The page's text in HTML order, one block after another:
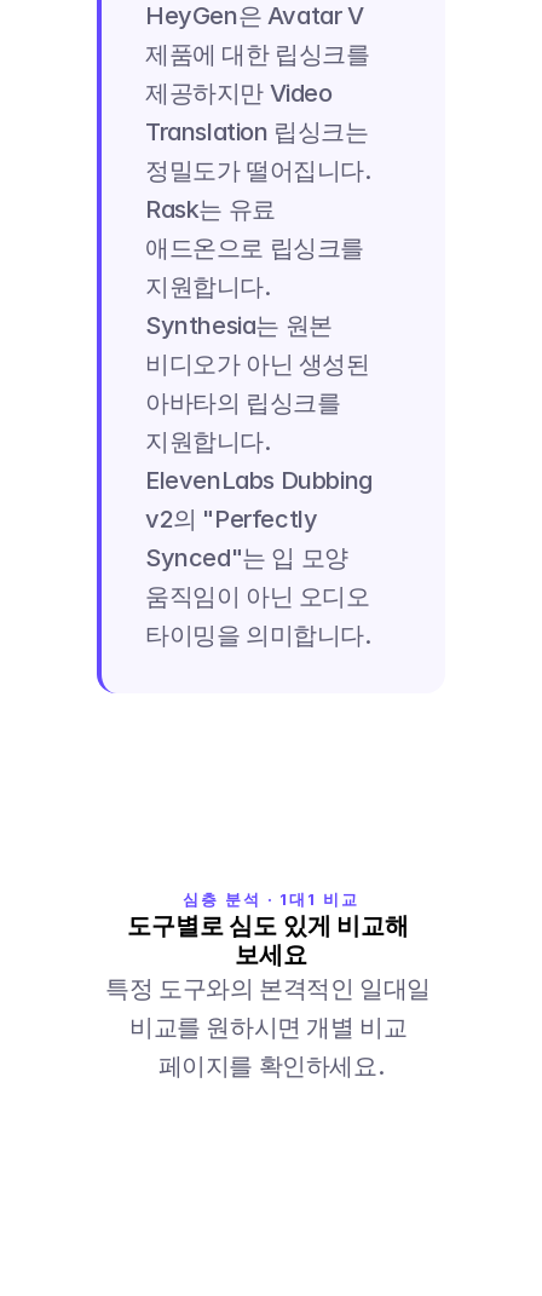
HeyGen은 Avatar V
제품에 대한 립싱크를
제공하지만 Video
Translation 립싱크는
정밀도가 떨어집니다.
Rask는 유료
애드온으로 립싱크를
지원합니다.
Synthesia는 원본
비디오가 아닌 생성된
아바타의 립싱크를
지원합니다.
ElevenLabs Dubbing
v2의 "Perfectly
Synced"는 입 모양
움직임이 아닌 오디오
타이밍을 의미합니다.
심층 분석 · 1대1 비교
도구별로 심도 있게 비교해
보세요
특정 도구와의 본격적인 일대일
비교를 원하시면 개별 비교
페이지를 확인하세요.